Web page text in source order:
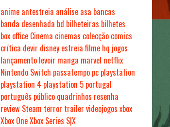
anime antestreia análise asa bancas
banda desenhada bd bilheteiras bilhetes
box office Cinema cinemas colecção comics
crítica devir disney estreiafilme hq jogos
lançamento levoir manga marvel netflix
Nintendo Switch passatempo pc playstation
playstation 4 playstation 5 portugal
português público quadrinhos resenha
review Steam terror trailer videojogos xbox
Xbox OneXbox Series S|X